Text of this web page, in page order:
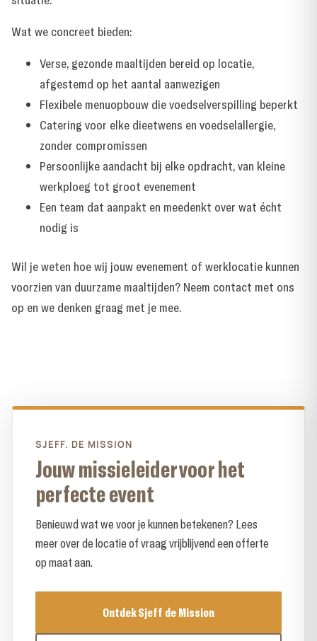
Wat we concreet bieden:
Verse, gezonde maaltijden bereid op locatie,
afgestemd op het aantal aanwezigen
Flexibele menuopbouw die voedselverspilling beperkt
Catering voor elke dieetwens en voedselallergie,
zonder compromissen
Persoonlijke aandacht bij elke opdracht, van kleine
werkploeg tot groot evenement
Een team dat aanpakt en meedenkt over wat écht
nodig is
Wil je weten hoe wij jouw evenement of werklocatie kunnen
voorzien van duurzame maaltijden? Neem contact met ons
op en we denken graag met je mee.
SJEFF. DE MISSION
Jouw missieleider voor het
perfecte event
Benieuwd wat we voor je kunnen betekenen? Lees
meer over de locatie of vraag vrijblijvend een offerte
op maat aan.
Ontdek Sjeff de Mission